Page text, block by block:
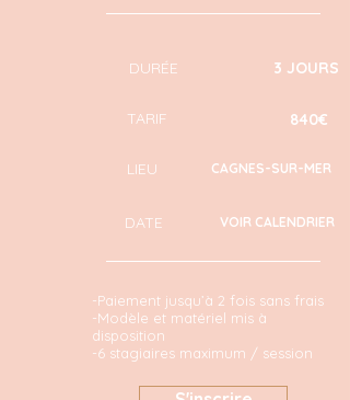
-Paiement jusqu’à 2 fois sans frais
-Modèle et matériel mis à
disposition
-6 stagiaires maximum / session
CAGNES-SUR-MER
VOIR CALENDRIER
3 JOURS
840€
LIEU
TARIF
DURÉE
DATE